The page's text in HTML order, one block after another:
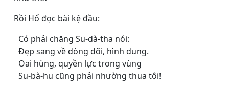
Rồi Hổ đọc bài kệ đầu:
Có phải chăng Su-dà-tha nói:
Ðẹp sang về dòng dõi, hình dung.
Oai hùng, quyền lực trong vùng
Su-bà-hu cũng phải nhường thua tôi!